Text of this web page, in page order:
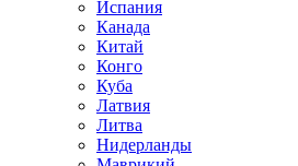
Испания
Канада
Китай
Конго
Куба
Латвия
Литва
Нидерланды